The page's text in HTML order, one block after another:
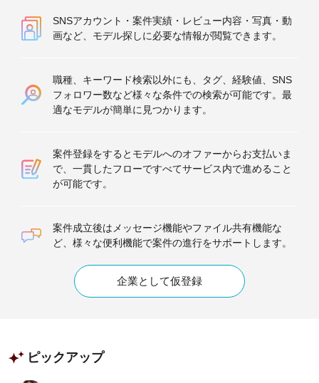
SNSアカウント・案件実績・レビュー内容・写真・動
画など、モデル探しに必要な情報が閲覧できます。
職種、キーワード検索以外にも、タグ、経験値、SNS
フォロワー数など様々な条件での検索が可能です。最
適なモデルが簡単に見つかります。
案件登録をするとモデルへのオファーからお支払いま
で、一貫したフローですべてサービス内で進めること
が可能です。
案件成立後はメッセージ機能やファイル共有機能な
ど、様々な便利機能で案件の進行をサポートします。
企業として仮登録
ピックアップ